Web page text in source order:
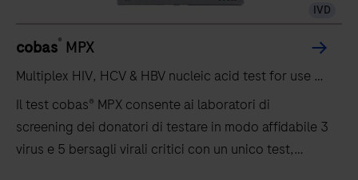
IVD
cobas® MPX
Multiplex HIV, HCV & HBV nucleic acid test for use on
thecobas 5800/6800/8800 systems
Il test cobas® MPX consente ai laboratori di
screening dei donatori di testare in modo affidabile 3
virus e 5 bersagli virali critici con un unico test,